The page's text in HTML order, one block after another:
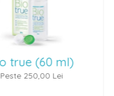
Renu Multiplus (60ml)
Peste 250,00 Lei